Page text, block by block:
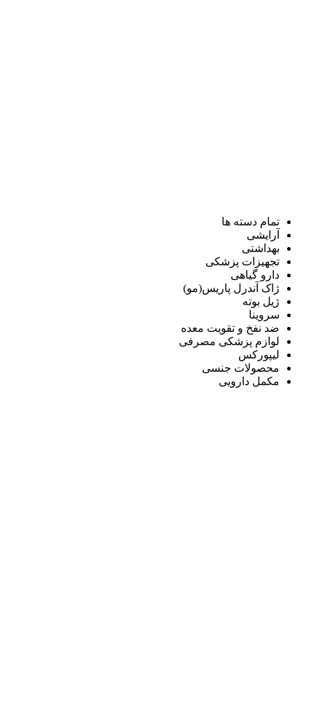
تمام دسته ها
آرایشی
بهداشتی
تجهیزات پزشکی
دارو گیاهی
ژاک آندرل پاریس(مو)
ژیل بوته
سروینا
ضد نفخ و تقویت معده
لوازم پزشکی مصرفی
لیپورکس
محصولات جنسی
مکمل دارویی